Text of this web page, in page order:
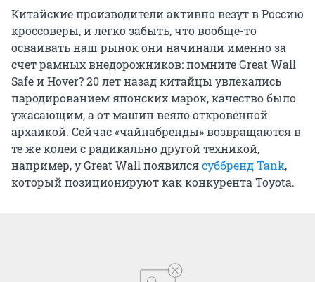
Китайские производители активно везут в Россию
кроссоверы, и легко забыть, что вообще-то
осваивать наш рынок они начинали именно за
счет рамных внедорожников: помните Great Wall
Safe и Hover? 20 лет назад китайцы увлекались
пародированием японских марок, качество было
ужасающим, а от машин веяло откровенной
архаикой. Сейчас «чайнабренды» возвращаются в
те же колеи с радикально другой техникой,
например, у Great Wall появилсясуббренд Tank,
который позиционируют как конкурента Toyota.